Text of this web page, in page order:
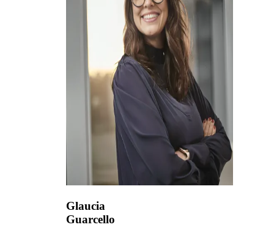
Glaucia
Guarcello